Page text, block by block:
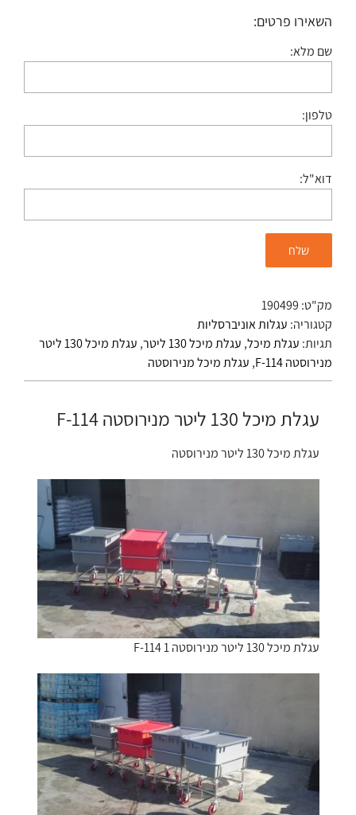
השאירו פרטים:
שם מלא:
טלפון:
דוא"ל:
מק"ט: 190499
קטגוריה: עגלות אוניברסליות
תגיות: עגלת מיכל, עגלת מיכל 130 ליטר ,
עגלת מיכל 130 ליטר
מנירוסטה F-114
, עגלת מיכל מנירוסטה
עגלת מיכל 130 ליטר מנירוסטה F-114
עגלת מיכל 130 ליטר מנירוסטה
עגלת מיכל 130 ליטר מנירוסטה F-114 1